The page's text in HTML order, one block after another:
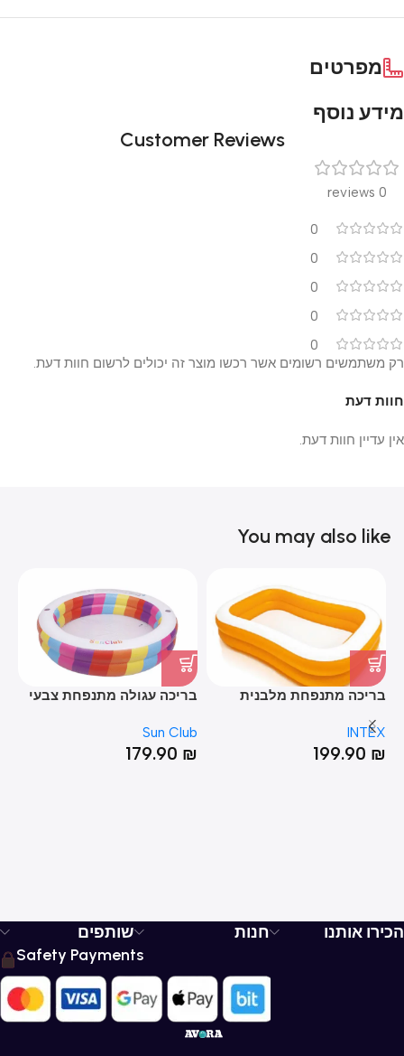
מפרטים
מידע נוסף
Customer Reviews
0 reviews
0
0
0
0
0
חוות דעת
אין עדיין חוות דעת.
רק משתמשים רשומים אשר רכשו מוצר זה יכולים לרשום חוות דעת.
You may also like
בריכה מתנפחת מלבנית
INTEX
199.90 ₪
בריכה עגולה מתנפחת צבעי
Sun Club
179.90 ₪
הכירו אותנו חנות
שותפים
Safety Payments